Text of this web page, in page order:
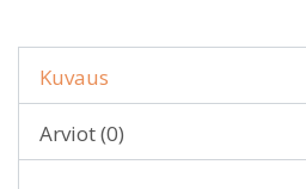
Kuvaus
Arviot (0)